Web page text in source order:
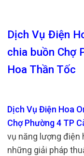
Dịch Vụ Điện
chia buồn Chợ
Hoa Thần Tốc
Dịch Vụ Điện Hoa
Chợ Phường 4 TP
vụ năng lượng điện
những giải pháp